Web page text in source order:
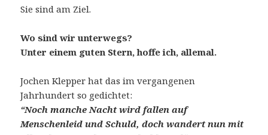
Sie sind am Ziel.
Wo sind wir unterwegs?
Unter einem guten Stern, hoffe ich, allemal.
Jochen Klepper hat das im vergangenen
Jahrhundert so gedichtet:
“Noch manche Nacht wird fallen auf
Menschenleid und Schuld, doch wandert nun mit